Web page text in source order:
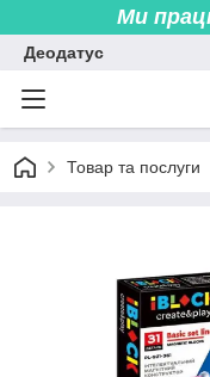
Ми
Деодатус
Товар та послуги